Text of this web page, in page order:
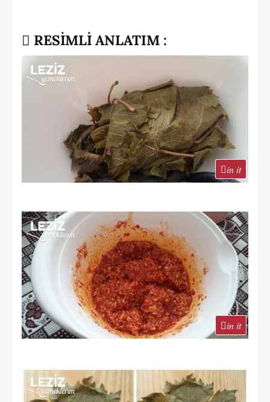
RESİMLİ ANLATIM :
in it
in it